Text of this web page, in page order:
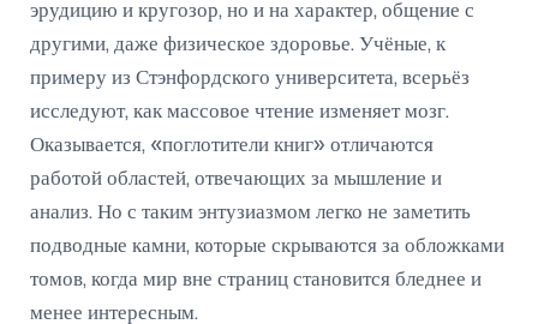
эрудицию и кругозор, но и на характер, общение с
другими, даже физическое здоровье. Учёные, к
примеру из Стэнфордского университета, всерьёз
исследуют, как массовое чтение изменяет мозг.
Оказывается, «поглотители книг» отличаются
работой областей, отвечающих за мышление и
анализ. Но с таким энтузиазмом легко не заметить
подводные камни, которые скрываются за обложками
томов, когда мир вне страниц становится бледнее и
менее интересным.